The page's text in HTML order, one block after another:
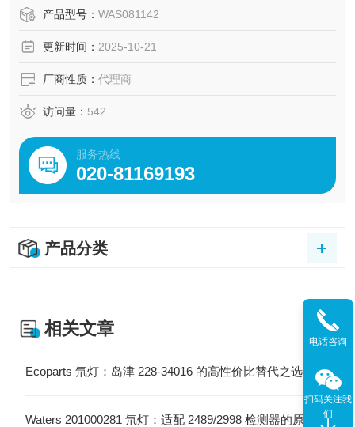
产品型号： WAS081142
更新时间： 2025-10-21
厂商性质： 代理商
访问量： 542
服务热线
020-81169193
产品分类
相关文章
Ecoparts 氘灯：岛津 228-34016 的高性价比替代之选
Waters 201000281 氘灯：适配 2489/2998 检测器的原装光源
电话咨询
扫码关注我
们